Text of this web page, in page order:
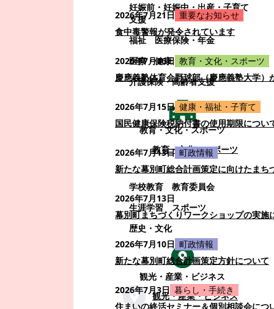
妊娠前・妊娠中・出産・子育て
支援
福祉
医療保険・年金
医療・健康
介護保険・高齢者支援
教育・文化・スポーツ
教育・文化・スポーツ
学校教育
教育委員会
生涯学習
スポーツ
歴史・文化
観光・産業・ビジネス
観光・産業・ビジネス
2026年7月21日 重要なお知らせ
食中毒警報が発令されています
2026年7月16日 教育・文化・スポーツ
慶應義塾体育会野球部（慶應義塾大学）
2026年7月15日 健康・福祉・子育て
国民健康保険税納付書の使用期限につい
2026年7月13日 町政情報
新たな幕別町総合計画策定に向けたまち
2026年7月13日
幕別町まちづくりワークショップの実施
2026年7月10日 町政情報
新たな幕別町総合計画策定方針について
2026年7月3日 暮らし・手続き
住まいの終活セミナー＆個別相談会につ